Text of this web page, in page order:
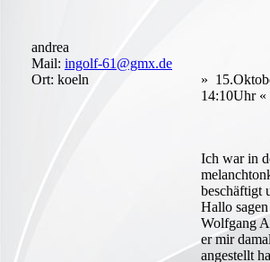
andrea
Mail: ingolf-61@gmx.de
Ort: koeln
»
14:10Uhr «
Ich war in
beschäftigt
Hallo
Wolfgang
er mir
angestellt